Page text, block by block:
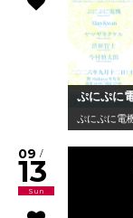
ぷにぷに
ぷにぷに電
09 /
13
Sun